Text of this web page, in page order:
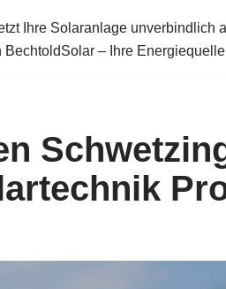
Ihre Solaranlage unverbindlich
BechtoldSolar – Ihre Energiequelle